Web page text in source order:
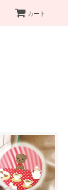
カート